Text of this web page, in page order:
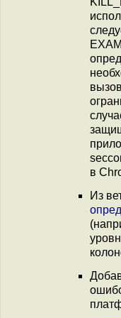
в
Из